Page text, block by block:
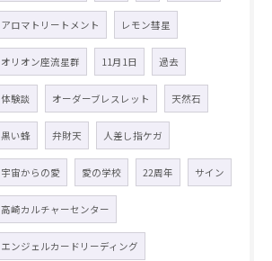
アロマトリートメント レモン彗星
オリオン座流星群 11月1日 過去
体験談 オーダーブレスレット 天然石
黒い蜂 弁財天 人差し指ケガ
宇宙からの愛 愛の学校 22周年 サイン
高崎カルチャーセンター
エンジェルカードリーディング